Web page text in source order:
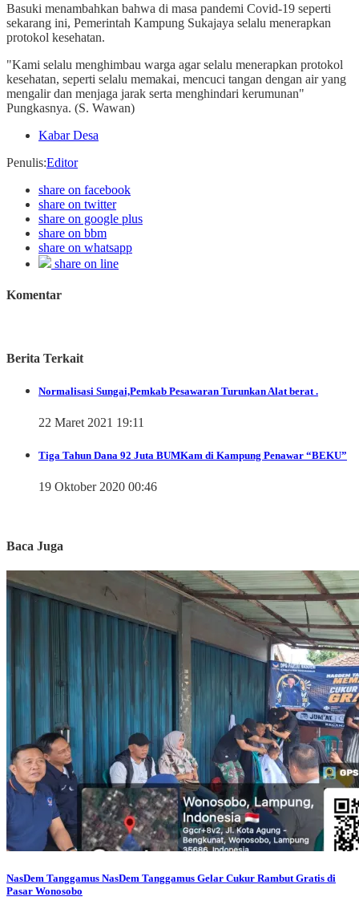
Basuki menambahkan bahwa di masa pandemi Covid-19 seperti
sekarang ini, Pemerintah Kampung Sukajaya selalu menerapkan
protokol kesehatan.
"Kami selalu menghimbau warga agar selalu menerapkan protokol
kesehatan, seperti selalu memakai, mencuci tangan dengan air yang
mengalir dan menjaga jarak serta menghindari kerumunan"
Pungkasnya. (S. Wawan)
Kabar Desa
Penulis:Editor
share on facebook
share on twitter
share on google plus
share on bbm
share on whatsapp
share on line
Komentar
Berita Terkait
Normalisasi Sungai,Pemkab Pesawaran Turunkan Alat berat .
22 Maret 2021 19:11
Tiga Tahun Dana 92 Juta BUMKam di Kampung Penawar “BEKU”
19 Oktober 2020 00:46
Baca Juga
NasDem Tanggamus NasDem Tanggamus Gelar Cukur Rambut Gratis di
Pasar Wonosobo